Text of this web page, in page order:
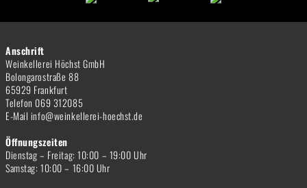
Anschrift
Weinkellerei Höchst GmbH
Bolongarostraße 88
65929 Frankfurt
Telefon 069 312085
E-Mail info@weinkellerei-hoechst.de
Öffnungszeiten
Dienstag – Freitag: 10:00 – 19:00 Uhr
Samstag: 10:00 – 16:00 Uhr